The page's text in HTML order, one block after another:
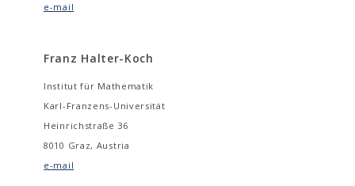
e-mail
Franz Halter-Koch
Institut für Mathematik
Karl-Franzens-Universität
Heinrichstraße 36
8010 Graz, Austria
e-mail